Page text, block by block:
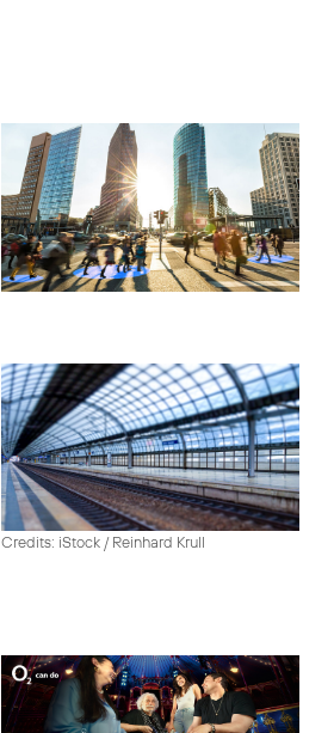
Credits: iStock / Reinhard Krull